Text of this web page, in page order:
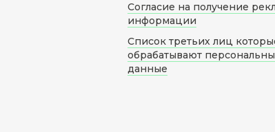
Согласие на получение
информации
Список третьих лиц
обрабатывают
данные